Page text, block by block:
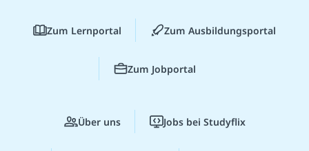
Zum Lernportal Zum Ausbildungsportal
Zum Jobportal
Über uns Jobs bei Studyflix